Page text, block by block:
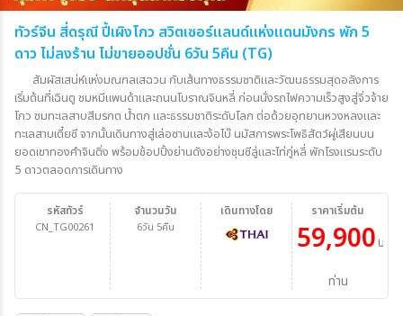
ทัวร์จีน สี่ดรุณี ปี้เผิงโกว สวิตเซอร์แลนด์แห่งแดนมังกร พัก 5
ดาว ไม่ลงร้าน ไม่ขายออปชั่น 6วัน 5คืน (TG)
สัมผัสเสน่ห์แห่งมณฑลเสฉวน กับเส้นทางธรรมชาติและวัฒนธรรมสุดอลังการ
เริ่มต้นที่เฉินตู ชมหมีแพนด้าและถนนโบราณจินหลี่ ก่อนนั่งรถไฟความเร็วสูงสู่จิ่วจ้าย
โกว ชมทะเลสาบสีมรกต น้ำตก และธรรมชาติระดับโลก ต่อด้วยอุทยานหวงหลงและ
ทะเลสาบเตี๋ยซี จากนั้นเดินทางสู่เล่อซานและง้อไบ๊ นมัสการพระโพธิสัตว์ผู่เสียนบน
ยอดเขาทองคำจินติ่ง พร้อมช้อปปิ้งย่านดังอย่างชุนซีลู่และไท่กู่หลี่ พักโรงแรมระดับ
5 ดาวตลอดการเดินทาง
รหัสทัวร์
CN_TG00261
จำนวนวัน
6วัน 5คืน
ราคาเริ่มต้น
59,900บาท/
ท่าน
เดินทางโดย